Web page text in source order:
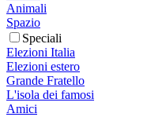
Animali
Spazio
Speciali
Elezioni Italia
Elezioni estero
Grande Fratello
L'isola dei famosi
Amici